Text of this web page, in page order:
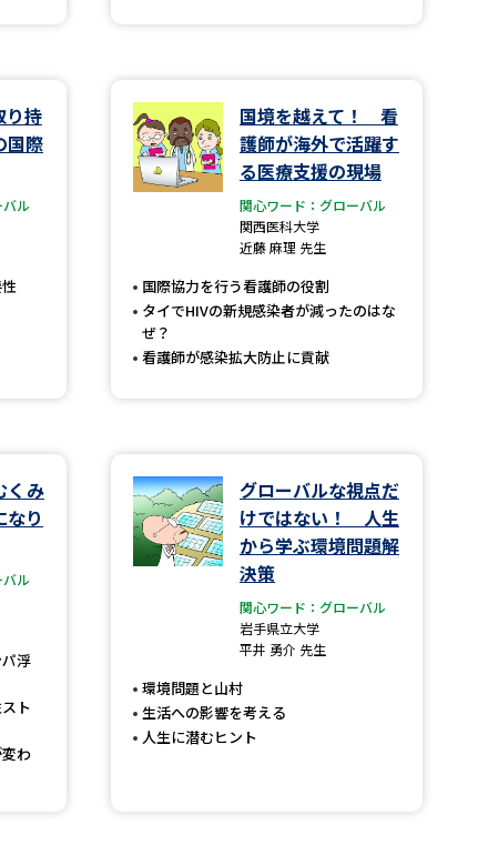
資料検索
先輩が入学を決めた理由
学問検索
夢ナビライブ
り持
国際
ル
国境を越えて！ 看
護師が海外で活躍す
る医療支援の現場
関心ワード：グローバル
関西医科大学
近藤 麻理 先生
国際協力を行う看護師の役割
タイでHIVの新規感染者が減ったのはな
ぜ？
看護師が感染拡大防止に貢献
くみ
なり
ル
浮
ト
わ
グローバルな視点だ
けではない！ 人生
から学ぶ環境問題解
決策
関心ワード：グローバル
岩手県立大学
平井 勇介 先生
環境問題と山村
生活への影響を考える
人生に潜むヒント